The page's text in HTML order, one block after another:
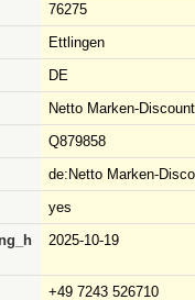
76275
Ettlingen
DE
Netto Marken-Discount
Q879858
de:Netto Marken-
yes
2025-10-19
+49 7243 526710